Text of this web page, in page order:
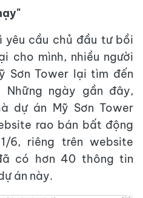
cầu chủ đầu tư bồi
cho mình, nhiều người
Sơn Tower lại tìm đến
ngày gần đây,
dự án Mỹ Sơn Tower
rao bán bất động
6, riêng trên website
có hơn 40 thông tin
án này.